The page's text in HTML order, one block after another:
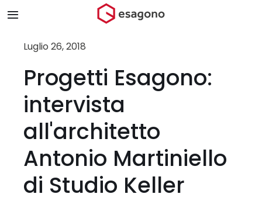
contenuto
Toggle
Navigation
Chi siamo
Store
Blog
Luglio 26, 2018
Progetti Esagono:
intervista
all'architetto
Antonio Martiniello
di Studio Keller